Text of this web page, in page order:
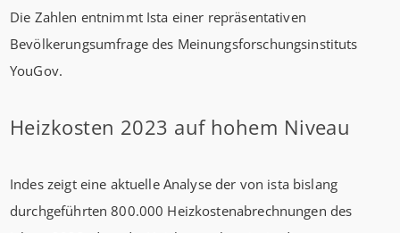
Die Zahlen entnimmt Ista einer repräsentativen
Bevölkerungsumfrage des Meinungsforschungsinstituts
YouGov.
Heizkosten 2023 auf hohem Niveau
Indes zeigt eine aktuelle Analyse der von ista bislang
durchgeführten 800.000 Heizkostenabrechnungen des